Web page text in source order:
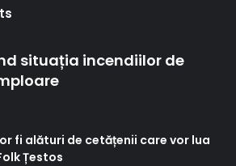
situația incendiilor de
fi alături de cetățenii care vor lua
Țestos